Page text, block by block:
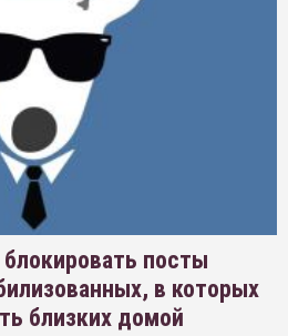
посты
в которых
близких домой